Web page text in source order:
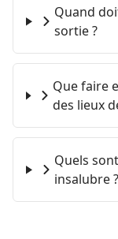
Quand
sortie ?
Que faire
des lieux
Quels
insalubre ?